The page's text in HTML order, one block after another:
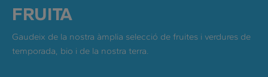
FRUITA
Gaudeix de la nostra àmplia selecció de fruites i verdures de
temporada, bio i de la nostra terra.